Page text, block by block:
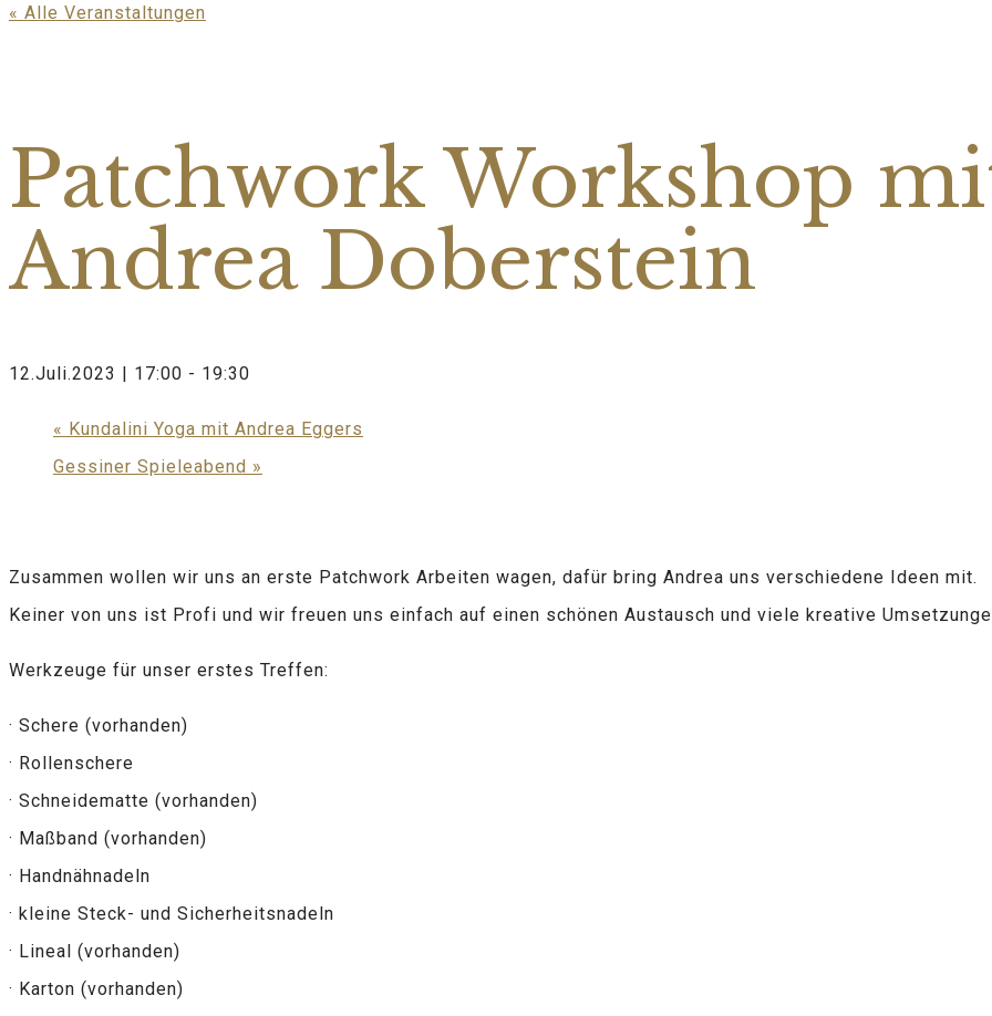
« Alle Veranstaltungen
Patchwork Workshop
Andrea Doberstein
12.Juli.2023 | 17:00 - 19:30
« Kundalini Yoga mit Andrea Eggers
Gessiner Spieleabend »
Zusammen wollen wir uns an erste Patchwork Arbeiten wagen, dafür bring Andrea uns verschiedene Ideen mit.
Keiner von uns ist Profi und wir freuen uns einfach auf einen schönen Austausch und viele kreative
Werkzeuge für unser erstes Treffen:
· Schere (vorhanden)
· Rollenschere
· Schneidematte (vorhanden)
· Maßband (vorhanden)
· Handnähnadeln
· kleine Steck- und Sicherheitsnadeln
· Lineal (vorhanden)
· Karton (vorhanden)